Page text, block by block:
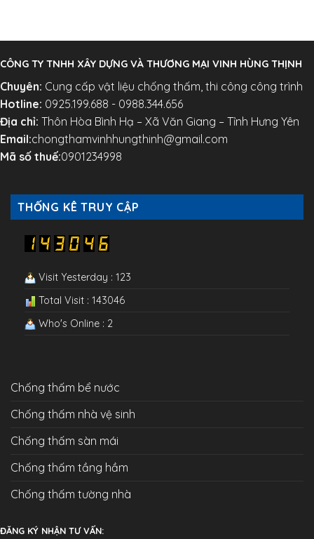
CÔNG TY TNHH XÂY DỰNG VÀ THƯƠNG MẠI VINH HÙNG THỊNH
Chuyên: Cung cấp vật liệu chống thấm, thi công công trình
Hotline: 0925.199.688 - 0988.344.656
Địa chỉ: Thôn Hòa Bình Hạ – Xã Văn Giang – Tỉnh Hưng Yên
Email:chongthamvinhhungthinh@gmail.com
Mã số thuế:0901234998
THỐNG KÊ TRUY CẬP
Visit Yesterday : 123
Total Visit : 143046
Who's Online : 2
Chống thấm bể nước
Chống thấm nhà vệ sinh
Chống thấm sàn mái
Chống thấm tầng hầm
Chống thấm tường nhà
ĐĂNG KÝ NHẬN TƯ VẤN: